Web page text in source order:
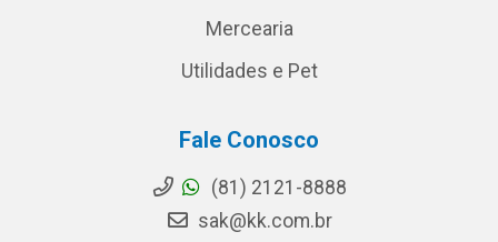
Mercearia
Utilidades e Pet
Fale Conosco
(81) 2121-8888
sak@kk.com.br